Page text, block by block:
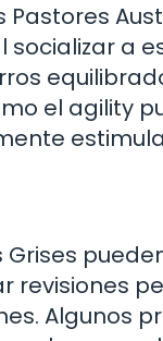
socializar a
el agility
Algunos